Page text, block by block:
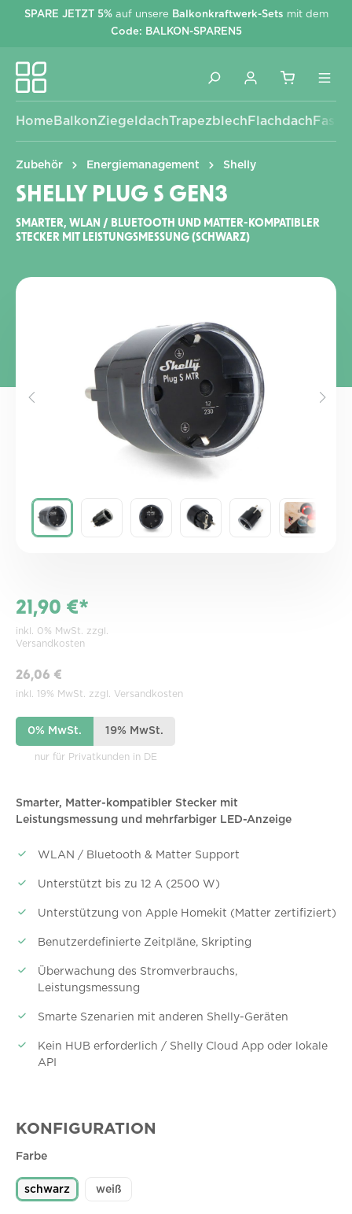
springen
SPARE JETZT 5%auf unsere Balkonkraftwerk-Sets mit dem
Code: BALKON-SPAREN5
Home BalkonZiegeldachTrapezblech Flachdach
Zubehör Energiemanagement Shelly
SHELLY PLUG S GEN3
SMARTER, WLAN / BLUETOOTH UND MATTER-KOMPATIBLER
STECKER MIT LEISTUNGSMESSUNG (SCHWARZ)
21,90 €*
inkl. 0% MwSt. zzgl.
Versandkosten
26,06 €
inkl. 19% MwSt. zzgl. Versandkosten
0% MwSt. 19% MwSt.
nur für Privatkunden in DE
Smarter, Matter-kompatibler Stecker mit
Leistungsmessung und mehrfarbiger LED-Anzeige
WLAN / Bluetooth & Matter Support
Unterstützt bis zu 12 A (2500 W)
Unterstützung von Apple Homekit (Matter zertifiziert)
Benutzerdefinierte Zeitpläne, Skripting
Überwachung des Stromverbrauchs,
Leistungsmessung
Smarte Szenarien mit anderen Shelly-Geräten
Kein HUB erforderlich / Shelly Cloud App oder lokale
API
KONFIGURATION
Farbe
schwarz weiß